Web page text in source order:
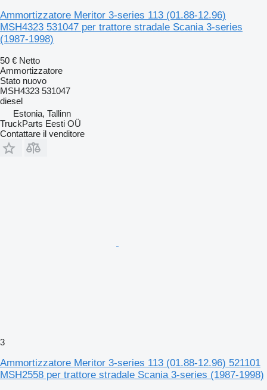
Ammortizzatore Meritor 3-series 113 (01.88-12.96)
MSH4323 531047 per trattore stradale Scania 3-series
(1987-1998)
50 € Netto
Ammortizzatore
Stato nuovo
MSH4323 531047
diesel
Estonia, Tallinn
TruckParts Eesti OÜ
Contattare il venditore
3
Ammortizzatore Meritor 3-series 113 (01.88-12.96) 521101
MSH2558 per trattore stradale Scania 3-series (1987-1998)